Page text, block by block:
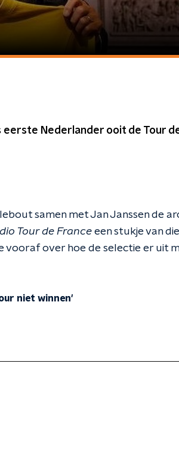
eerste Nederlander ooit de Tour
samen met Jan Janssen de
Tour de France een stukje van die
vooraf over hoe de selectie er uit
niet winnen'